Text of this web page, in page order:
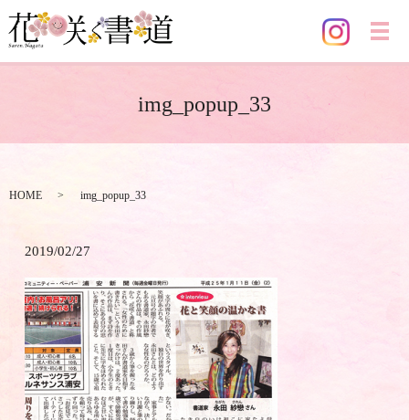
メ
img_popup_33
HOME img_popup_33
2019/02/27